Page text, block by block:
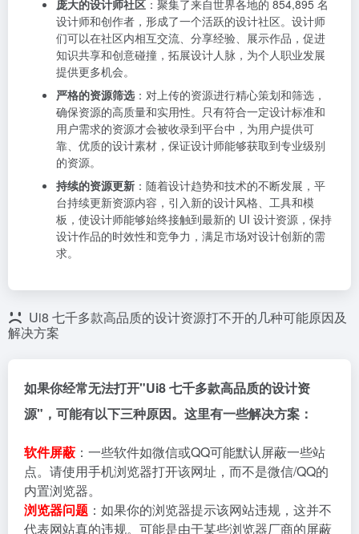
庞大的设计师社区 ：聚集了来自世界各地的 854,895 名
设计师和创作者，形成了一个活跃的设计社区。设计师
们可以在社区内相互交流、分享经验、展示作品，促进
知识共享和创意碰撞，拓展设计人脉，为个人职业发展
提供更多机会。
严格的资源筛选：对上传的资源进行精心策划和筛选，
确保资源的高质量和实用性。只有符合一定设计标准和
用户需求的资源才会被收录到平台中，为用户提供可
靠、优质的设计素材，保证设计师能够获取到专业级别
的资源。
持续的资源更新 ：随着设计趋势和技术的不断发展，平
台持续更新资源内容，引入新的设计风格、工具和模
板，使设计师能够始终接触到最新的 UI 设计资源，保持
设计作品的时效性和竞争力，满足市场对设计创新的需
求。
Ui8 七千多款高品质的设计资源打不开的几种可能原因及
解决方案
如果你经常无法打开"Ui8 七千多款高品质的设计资
源"，可能有以下三种原因。这里有一些解决方案：
软件屏蔽 ：一些软件如微信或QQ可能默认屏蔽一些站
点。请使用手机浏览器打开该网址，而不是微信/QQ的
内置浏览器。
浏览器问题 ：如果你的浏览器提示该网站违规，这并不
代表网站真的违规。可能是由于某些浏览器厂商的屏蔽